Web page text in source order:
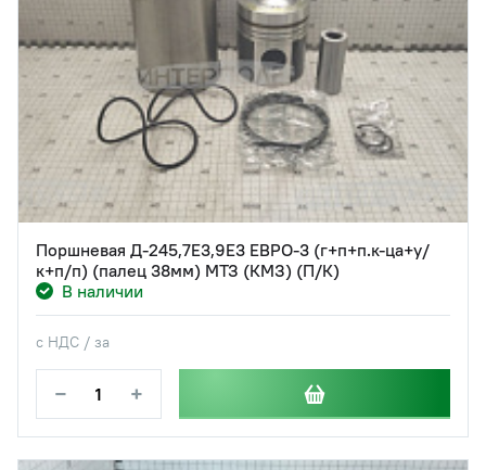
Поршневая Д-245,7Е3,9Е3 ЕВРО-3 (г+п+п.к-ца+у/
к+п/п) (палец 38мм) МТЗ (КМЗ) (П/К)
В наличии
с НДС / за
− +